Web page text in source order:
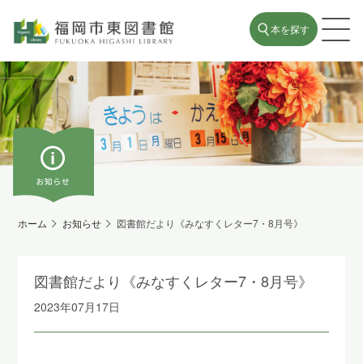
本を探す
ホーム お知らせ 図書館だより《みなすくレター7・8月号》
図書館だより《みなすくレター7・8月号》
2023年07月17日